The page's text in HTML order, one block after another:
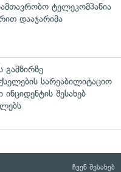
ტელეკომპანია
დააჯარიმა
გამზირზე
სარეაბილიტაციო
შესახებ
ჩვენ შესახებ